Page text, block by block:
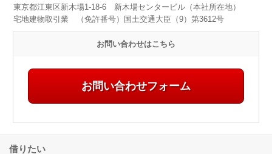
東京都江東区新木場1-18-6 新木場センタービル（本社所在地）
宅地建物取引業 （免許番号）国土交通大臣（9）第3612号
お問い合わせはこちら
お問い合わせフォーム
借りたい